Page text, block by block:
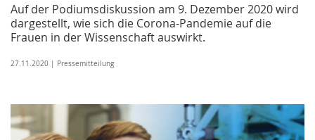
Auf der Podiumsdiskussion am 9. Dezember 2020 wird
dargestellt, wie sich die Corona-Pandemie auf die
Frauen in der Wissenschaft auswirkt.
27.11.2020 | Pressemitteilung